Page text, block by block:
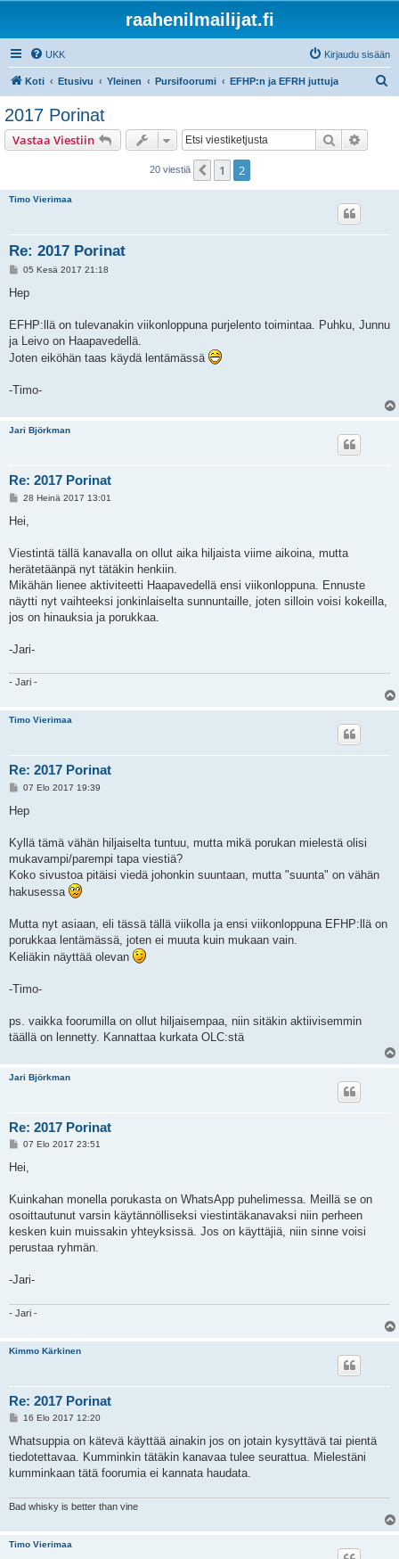
raahenilmailijat.fi
UKK Kirjaudu sisään
Koti Etusivu Yleinen Pursifoorumi EFHP:n ja EFRH juttuja
2017 Porinat
Vastaa Viestiin Etsi
20 viestiä Edellinen
1 2
Timo Vierimaa
Re: 2017 Porinat
V
e
s
i
05 Kesä 2017 21:18
Hep
EFHP:llä on tulevanakin viikonloppuna purjelento toimintaa. Puhku, Junnu
ja Leivo on Haapavedellä.
Joten eiköhän taas käydä lentämässä
-Timo-
Jari Björkman
Re: 2017 Porinat
V
e
i
28 Heinä 2017 13:01
Hei,
Viestintä tällä kanavalla on ollut aika hiljaista viime aikoina, mutta
herätetäänpä nyt tätäkin henkiin.
Mikähän lienee aktiviteetti Haapavedellä ensi viikonloppuna. Ennuste
näytti nyt vaihteeksi jonkinlaiselta sunnuntaille, joten silloin voisi kokeilla,
jos on hinauksia ja porukkaa.
-Jari-
- Jari -
Timo Vierimaa
Re: 2017 Porinat
V
e
s
i
07 Elo 2017 19:39
Hep
Kyllä tämä vähän hiljaiselta tuntuu, mutta mikä porukan mielestä olisi
mukavampi/parempi tapa viestiä?
Koko sivustoa pitäisi viedä johonkin suuntaan, mutta "suunta" on vähän
hakusessa
Mutta nyt asiaan, eli tässä tällä viikolla ja ensi viikonloppuna EFHP:llä on
porukkaa lentämässä, joten ei muuta kuin mukaan vain.
Keliäkin näyttää olevan
-Timo-
ps. vaikka foorumilla on ollut hiljaisempaa, niin sitäkin aktiivisemmin
täällä on lennetty. Kannattaa kurkata OLC:stä
Jari Björkman
Re: 2017 Porinat
V
e
07 Elo 2017 23:51
Hei,
Kuinkahan monella porukasta on WhatsApp puhelimessa. Meillä se on
osoittautunut varsin käytännölliseksi viestintäkanavaksi niin perheen
kesken kuin muissakin yhteyksissä. Jos on käyttäjiä, niin sinne voisi
perustaa ryhmän.
-Jari-
- Jari -
Kimmo Kärkinen
Re: 2017 Porinat
V
e
t
i
16 Elo 2017 12:20
Whatsuppia on kätevä käyttää ainakin jos on jotain kysyttävä tai pientä
tiedotettavaa. Kumminkin tätäkin kanavaa tulee seurattua. Mielestäni
kumminkaan tätä foorumia ei kannata haudata.
Bad whisky is better than vine
Timo Vierimaa